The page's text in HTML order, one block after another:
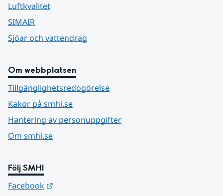
Luftkvalitet
SIMAIR
Sjöar och vattendrag
Om webbplatsen
Tillgänglighetsredogörelse
Kakor på smhi.se
Hantering av personuppgifter
Om smhi.se
Följ SMHI
Facebook